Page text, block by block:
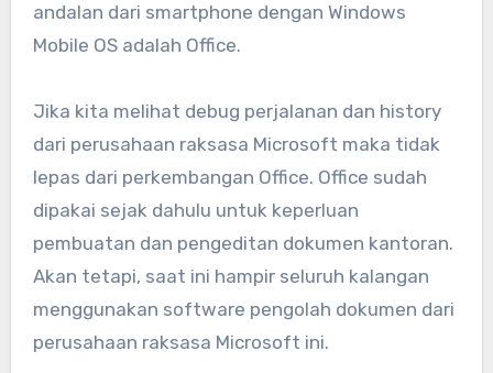
andalan dari smartphone dengan Windows
Mobile OS adalah Office.
Jika kita melihat debug perjalanan dan history
dari perusahaan raksasa Microsoft maka tidak
lepas dari perkembangan Office. Office sudah
dipakai sejak dahulu untuk keperluan
pembuatan dan pengeditan dokumen kantoran.
Akan tetapi, saat ini hampir seluruh kalangan
menggunakan software pengolah dokumen dari
perusahaan raksasa Microsoft ini.